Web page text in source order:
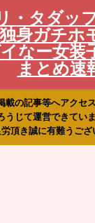
・タダッ
身ガチホ
なー女装
まとめ速
載の記事等へアクセ
うじて運営できてい
労頂き誠に有難うござ